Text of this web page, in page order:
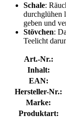
Schale:
durchglühen
geben und
Stövchen:
Teelicht
Art.-Nr.:
Inhalt:
EAN:
Hersteller-Nr.:
Marke:
Produktart: